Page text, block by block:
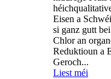
Eisen a
si ganz gutt
Chlor an
Reduktioun a
Geroch...
Liest méi